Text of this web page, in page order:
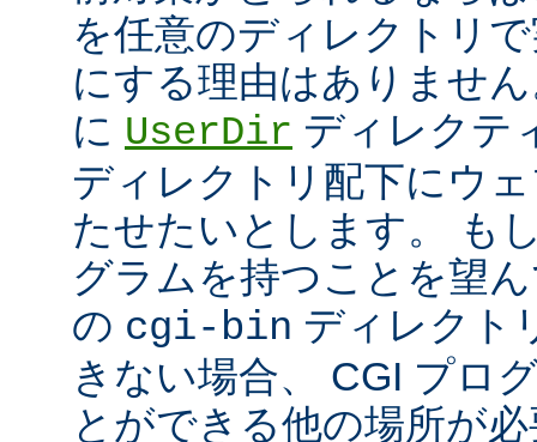
を任意のディレクトリ
にする理由はありませ
に UserDir ディレクテ
ディレクトリ配下にウ
たせたいとします。 も
グラムを持つことを望
の cgi-bin ディレクト
きない場合、 CGI プロ
とができる他の場所が